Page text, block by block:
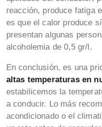
reacción, produce fatiga
es que el calor produce
presentan algunas
alcoholemia de 0,5 gr/l.
En conclusión, es una
altas temperaturas en
estabilicemos la
a conducir. Lo más
acondicionado o el